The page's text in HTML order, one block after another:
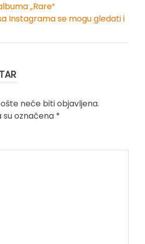
„Rare“
Instagrama se mogu gledati i
neće biti objavljena.
su označena *